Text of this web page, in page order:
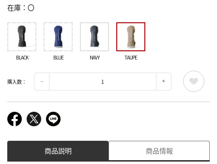
在庫 〇
BLACK BLUE NAVY TAUPE
購入数：
商品説明 商品情報